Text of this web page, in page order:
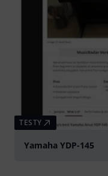
TESTY
Yamaha YDP-145